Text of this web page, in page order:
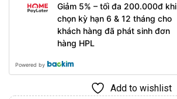
Giảm 5% – tối đa 200.000đ khi
chọn kỳ hạn 6 & 12 tháng cho
khách hàng đã phát sinh đơn
hàng HPL
Powered by
Add to wishlist